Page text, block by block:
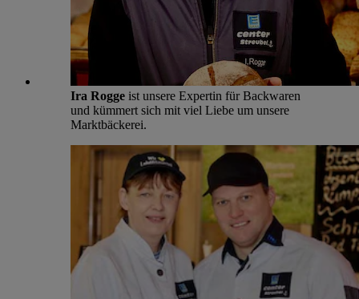
Ira Rogge ist unsere Expertin für Backwaren
und kümmert sich mit viel Liebe um unsere
Marktbäckerei.